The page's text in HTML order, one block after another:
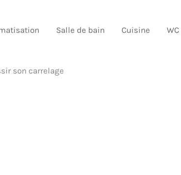
Salle de bain Cuisine WC
son carrelage